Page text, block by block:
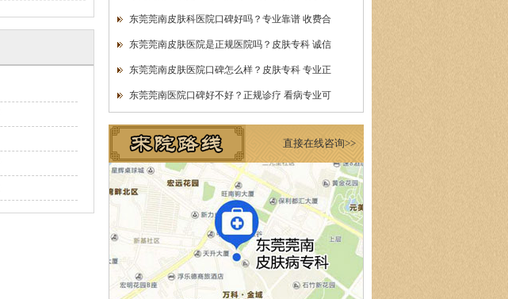
东莞莞南皮肤科医院口碑好吗？专业靠谱 收费合
东莞莞南皮肤医院是正规医院吗？皮肤专科 诚信
东莞莞南皮肤医院口碑怎么样？皮肤专科 专业正
东莞莞南医院口碑好不好？正规诊疗 看病专业可
直接在线咨询>>